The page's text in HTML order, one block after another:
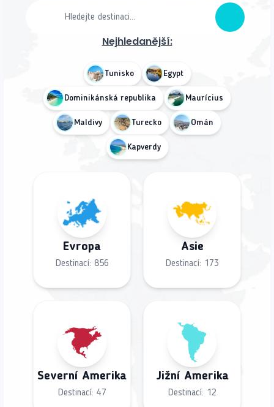
Nejhledanější:
Tunisko Egypt
Dominikánská republika Maurícius
Maldivy Turecko Omán
Kapverdy
Evropa
Destinací: 856
Asie
Destinací: 173
Severní Amerika
Destinací: 47
Jižní Amerika
Destinací: 12